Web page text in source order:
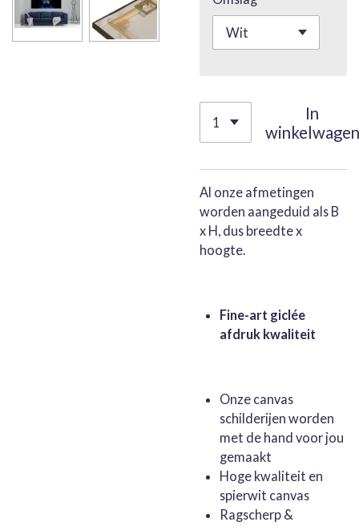
In
winkelwagen
Al onze afmetingen
worden aangeduid als B
x H, dus breedte x
hoogte.
Fine-art giclée
afdruk kwaliteit
Onze canvas
schilderijen worden
met de hand voor jou
gemaakt
Hoge kwaliteit en
spierwit canvas
Ragscherp &